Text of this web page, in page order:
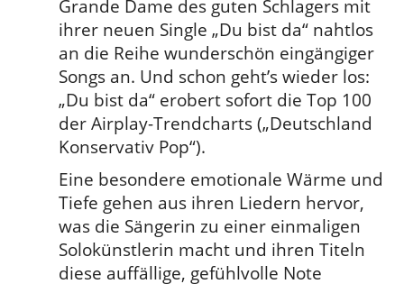
Grande Dame des guten Schlagers mit
ihrer neuen Single „Du bist da“ nahtlos
an die Reihe wunderschön eingängiger
Songs an. Und schon geht’s wieder los:
„Du bist da“ erobert sofort die Top 100
der Airplay-Trendcharts („Deutschland
Konservativ Pop“).
Eine besondere emotionale Wärme und
Tiefe gehen aus ihren Liedern hervor,
was die Sängerin zu einer einmaligen
Solokünstlerin macht und ihren Titeln
diese auffällige, gefühlvolle Note